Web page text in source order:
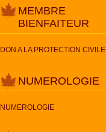
MEMBRE
BIENFAITEUR
DON A LA PROTECTION CIVILE
NUMEROLOGIE
NUMEROLOGIE